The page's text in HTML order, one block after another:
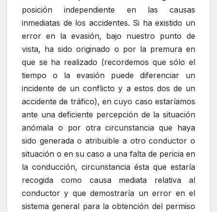
posición independiente en las causas
inmediatas de los accidentes. Si ha existido un
error en la evasión, bajo nuestro punto de
vista, ha sido originado o por la premura en
que se ha realizado (recordemos que sólo el
tiempo o la evasión puede diferenciar un
incidente de un conflicto y a estos dos de un
accidente de tráfico), en cuyo caso estaríamos
ante una deficiente percepción de la situación
anómala o por otra circunstancia que haya
sido generada o atribuible a otro conductor o
situación o en su caso a una falta de pericia en
la conducción, circunstancia ésta que estaría
recogida como causa mediata relativa al
conductor y que demostraría un error en el
sistema general para la obtención del permiso